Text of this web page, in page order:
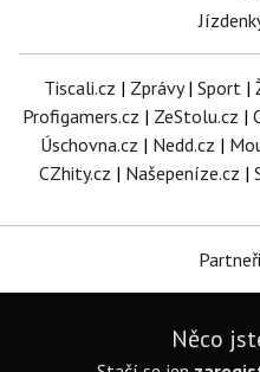
Tiscali.cz | Zprávy| Sport |
Profigamers.cz | ZeStolu.cz |
Úschovna.cz | Nedd.cz |
CZhity.cz | Našepeníze.cz |
Něco